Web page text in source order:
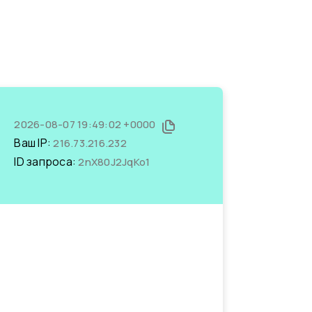
2026-08-07 19:49:02 +0000
Ваш IP:216.73.216.232
ID запроса:2nX80J2JqKo1